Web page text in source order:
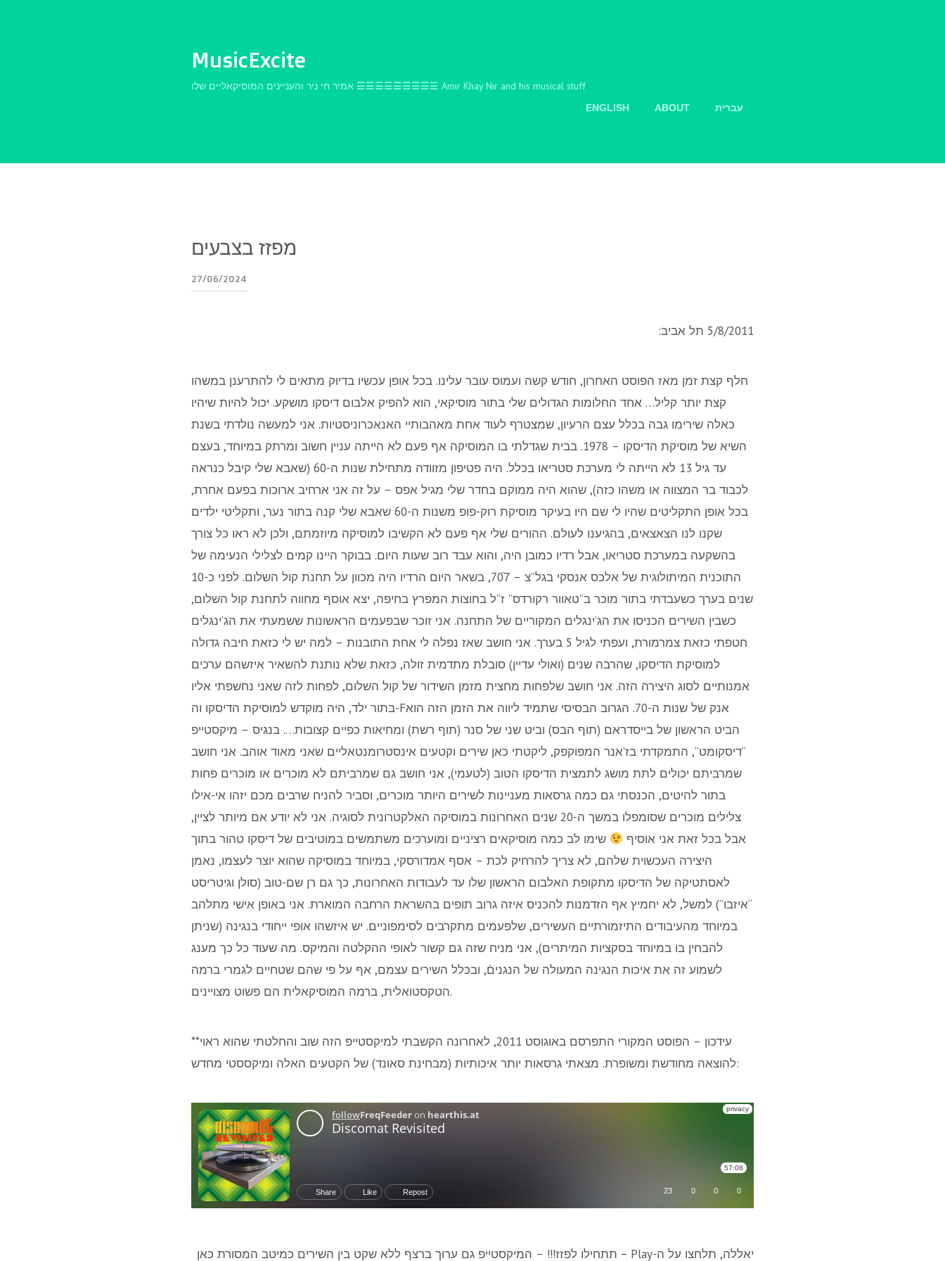
MusicExcite
אמיר חי ניר והעניינים המוסיקאליים שלו ☰☰☰☰☰☰☰☰☰ Amir Khay Nir and his musical stuff
ENGLISH ABOUT עברית
מפזז בצבעים
27/06/2024
5/8/2011 תל אביב:
חלף קצת זמן מאז הפוסט האחרון, חודש קשה ועמוס עובר עלינו. בכל אופן עכשיו בדיוק מתאים לי להתרענן במשהו
קצת יותר קליל… אחד החלומות הגדולים שלי בתור מוסיקאי, הוא להפיק אלבום דיסקו מושקע. יכול להיות שיהיו
כאלה שירימו גבה בכלל עצם הרעיון, שמצטרף לעוד אחת מאהבותיי האנאכרוניסטיות. אני למעשה נולדתי בשנת
השיא של מוסיקת הדיסקו – 1978. בבית שגדלתי בו המוסיקה אף פעם לא הייתה עניין חשוב ומרתק במיוחד, בעצם
עד גיל 13 לא הייתה לי מערכת סטריאו בכלל. היה פטיפון מזוודה מתחילת שנות ה-60 (שאבא שלי קיבל כנראה
לכבוד בר המצווה או משהו כזה), שהוא היה ממוקם בחדר שלי מגיל אפס – על זה אני ארחיב ארוכות בפעם אחרת,
בכל אופן התקליטים שהיו לי שם היו בעיקר מוסיקת רוק-פופ משנות ה-60 שאבא שלי קנה בתור נער, ותקליטי ילדים
שקנו לנו הצאצאים, בהגיענו לעולם. ההורים שלי אף פעם לא הקשיבו למוסיקה מיוזמתם, ולכן לא ראו כל צורך
בהשקעה במערכת סטריאו, אבל רדיו כמובן היה, והוא עבד רוב שעות היום. בבוקר היינו קמים לצלילי הנעימה של
התוכנית המיתולוגית של אלכס אנסקי בגל”צ – 707ֿ, בשאר היום הרדיו היה מכוון על תחנת קול השלום. לפני כ-10
שנים בערך כשעבדתי בתור מוכר ב”טאוור רקורדס” ז”ל בחוצות המפרץ בחיפה, יצא אוסף מחווה לתחנת קול השלום,
כשבין השירים הכניסו את הג’ינגלים המקוריים של התחנה. אני זוכר שבפעמים הראשונות ששמעתי את הג’ינגלים
חטפתי כזאת צמרמורת, ועפתי לגיל 5 בערך. אני חושב שאז נפלה לי אחת התובנות – למה יש לי כזאת חיבה גדולה
למוסיקת הדיסקו, שהרבה שנים (ואולי עדיין) סובלת מתדמית זולה, כזאת שלא נותנת להשאיר איזשהם ערכים
אמנותיים לסוג היצירה הזה. אני חושב שלפחות מחצית מזמן השידור של קול השלום, לפחות לזה שאני נחשפתי אליו
בתור ילד, היה מוקדש למוסיקת הדיסקו וה-Fאנק של שנות ה-70. הגרוב הבסיסי שתמיד ליווה את הזמן הזה הוא
הביט הראשון של בייסדראם (תוף הבס) וביט שני של סנר (תוף רשת) ומחיאות כפיים קצובות…. בנגיס – מיקסטייפ
“דיסקומט”, התמקדתי בז’אנר המפוקפק, ליקטתי כאן שירים וקטעים אינסטרומנטאליים שאני מאוד אוהב. אני חושב
שמרביתם יכולים לתת מושג לתמצית הדיסקו הטוב (לטעמי), אני חושב גם שמרביתם לא מוכרים או מוכרים פחות
בתור להיטים, הכנסתי גם כמה גרסאות מעניינות לשירים היותר מוכרים, וסביר להניח שרבים מכם יזהו אי-אילו
צלילים מוכרים שסומפלו במשך ה-20 שנים האחרונות במוסיקה האלקטרונית לסוגיה. אני לא יודע אם מיותר לציין,
אבל בכל זאת אני אוסיף
שימו לב כמה מוסיקאים רציניים ומוערכים משתמשים במוטיבים של דיסקו טהור בתוך
היצירה העכשוית שלהם, לא צריך להרחיק לכת – אסף אמדורסקי, במיוחד במוסיקה שהוא יוצר לעצמו, נאמן
לאסתטיקה של הדיסקו מתקופת האלבום הראשון שלו עד לעבודות האחרונות, כך גם רן שם-טוב (סולן וגיטריסט
“איזבו”) למשל, לא יחמיץ אף הזדמנות להכניס איזה גרוב תופים בהשראת הרחבה המוארת. אני באופן אישי מתלהב
במיוחד מהעיבודים התיזמורתיים העשירים, שלפעמים מתקרבים לסימפוניים. יש איזשהו אופי ייחודי בנגינה (שניתן
להבחין בו במיוחד בסקציות המיתרים), אני מניח שזה גם קשור לאופי ההקלטה והמיקס. מה שעוד כל כך מענג
לשמוע זה את איכות הנגינה המעולה של הנגניםֿ, ובכלל השירים עצמם, אף על פי שהם שטחיים לגמרי ברמה
הטקסטואלית, ברמה המוסיקאלית הם פשוט מצויינים.
**עידכון – הפוסט המקורי התפרסם באוגוסט 2011, לאחרונה הקשבתי למיקסטייפ הזה שוב והחלטתי שהוא ראוי
להוצאה מחודשת ומשופרת. מצאתי גרסאות יותר איכותיות (מבחינת סאונד) של הקטעים האלה ומיקססטי מחדש:
יאללה, תלחצו על ה-Play – תתחילו לפזז!!! – המיקסטייפ גם ערוך ברצף ללא שקט בין השירים כמיטב המסורת כאן